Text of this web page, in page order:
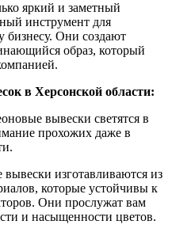
яркий и заметный
инструмент для
бизнесу. Они создают
образ, который
в Херсонской области:
вывески светятся в
прохожих даже в
изготавливаются из
которые устойчивы к
Они прослужат вам
и насыщенности цветов.